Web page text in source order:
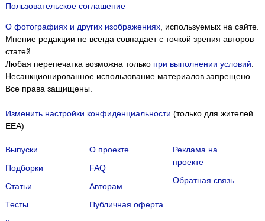
Пользовательское соглашение
О фотографиях и других изображениях, используемых на сайте.
Мнение редакции не всегда совпадает с точкой зрения авторов
статей.
Любая перепечатка возможна только при выполнении условий
Несанкционированное использование материалов запрещено.
Все права защищены.
Изменить настройки конфиденциальности (только для жителей
EEA)
Выпуски
Подборки
Статьи
Тесты
О проекте
FAQ
Авторам
Публичная оферта
Реклама на
проекте
Обратная связь